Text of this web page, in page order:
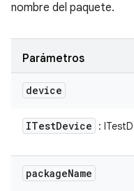
nombre del paquete.
Parámetros
device
ITestDevice :
packageName